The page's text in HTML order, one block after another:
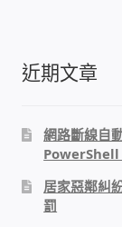
DCS 數
NEC
安立達
近期文章
網路斷線自
PowerShell
居家惡鄰糾
罰